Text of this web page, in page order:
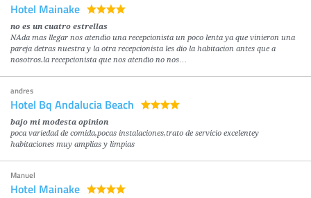
Hotel Mainake
no es un cuatro estrellas
NAda mas llegar nos atendio una recepcionista un poco lenta ya que vinieron una
pareja detras nuestra y la otra recepcionista les dio la habitacion antes que a
nosotros.la recepcionista que nos atendio no nos…
andres
Hotel Bq Andalucia Beach
bajo mi modesta opinion
poca variedad de comida,pocas instalaciones,trato de servicio excelentey
habitaciones muy amplias y limpias
Manuel
Hotel Mainake